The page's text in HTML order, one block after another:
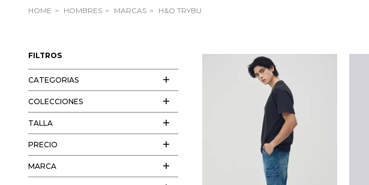
HOME HOMBRES MARCAS H&O TRYBU
FILTROS
CATEGORIAS
COLECCIONES
TALLA
PRECIO
MARCA